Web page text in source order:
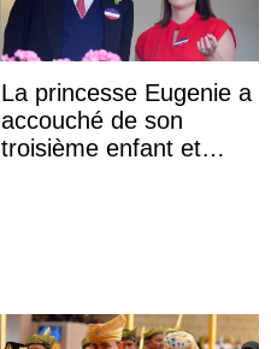
La princesse Eugenie a
accouché de son
troisième enfant et